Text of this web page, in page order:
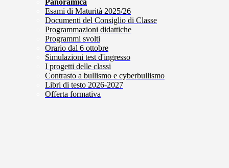
Panoramica
Esami di Maturità 2025/26
Documenti del Consiglio di Classe
Programmazioni didattiche
Programmi svolti
Orario dal 6 ottobre
Simulazioni test d'ingresso
I progetti delle classi
Contrasto a bullismo e cyberbullismo
Libri di testo 2026-2027
Offerta formativa